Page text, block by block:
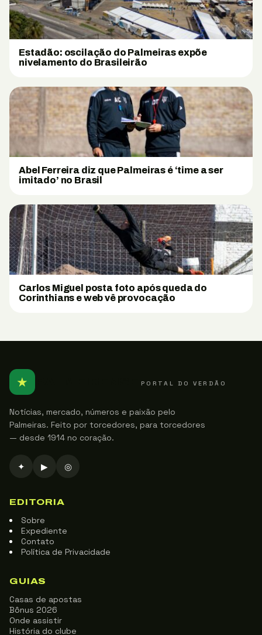
Estadão: oscilação do Palmeiras expõe
nivelamento do Brasileirão
Abel Ferreira diz que Palmeiras é ‘time a ser
imitado’ no Brasil
Carlos Miguel posta foto após queda do
Corinthians e web vê provocação
★ PORTAL DO VERDÃO
Notícias, mercado, números e paixão pelo
Palmeiras. Feito por torcedores, para torcedores
— desde 1914 no coração.
✦ ▶ ◎
EDITORIA
Sobre
Expediente
Contato
Política de Privacidade
GUIAS
Casas de apostas
Bônus 2026
Onde assistir
História do clube